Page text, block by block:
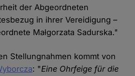
der Abgeordneten
in ihrer Vereidigung –
Małgorzata Sadurska."
Stellungnahmen kommt von
: "Eine Ohrfeige für die